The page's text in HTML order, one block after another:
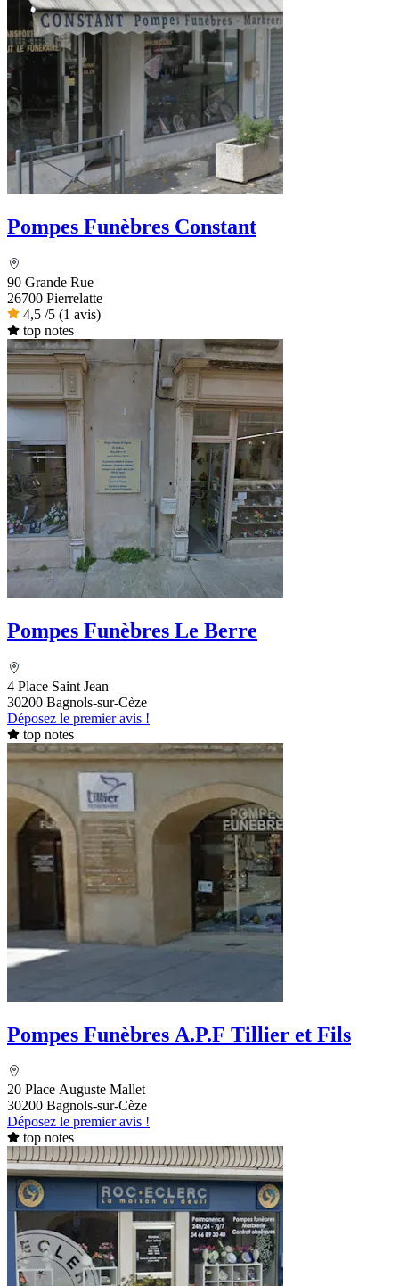
Pompes Funèbres Constant
90 Grande Rue
26700 Pierrelatte
4,5 /5 (1 avis)
top notes
Pompes Funèbres Le Berre
4 Place Saint Jean
30200 Bagnols-sur-Cèze
Déposez le premier avis !
top notes
Pompes Funèbres A.P.F Tillier et Fils
20 Place Auguste Mallet
30200 Bagnols-sur-Cèze
Déposez le premier avis !
top notes